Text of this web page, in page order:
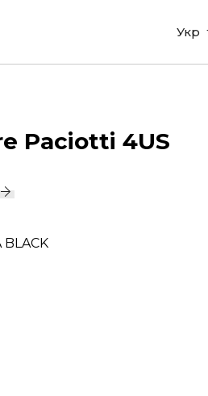
Укр
Paciotti 4US
BLACK